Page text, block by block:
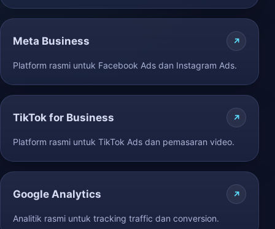
Meta Business
Platform rasmi untuk Facebook Ads dan Instagram Ads.
TikTok for Business
Platform rasmi untuk TikTok Ads dan pemasaran video.
Google Analytics
Analitik rasmi untuk tracking traffic dan conversion.